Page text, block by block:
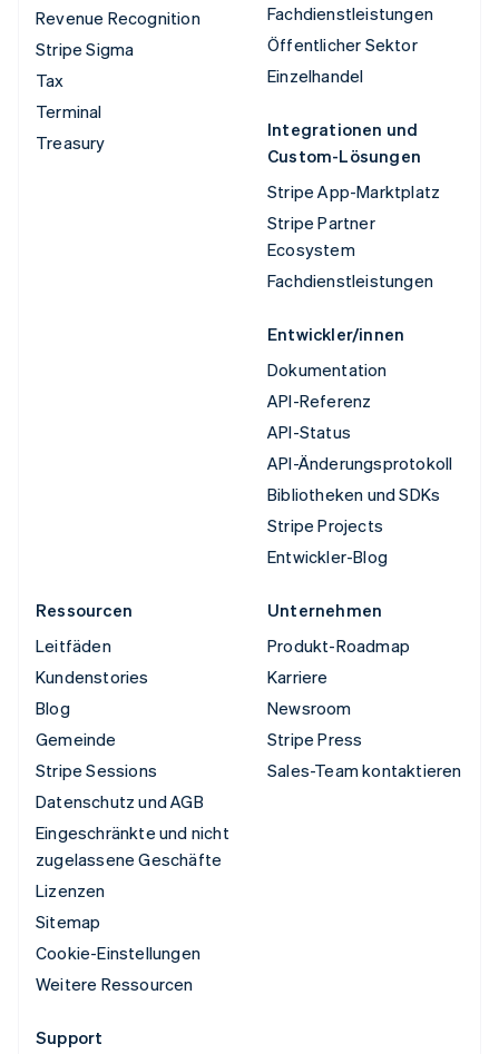
Revenue Recognition
Stripe Sigma
Tax
Terminal
Treasury
Fachdienstleistungen
Öffentlicher Sektor
Einzelhandel
Integrationen und
Custom-Lösungen
Stripe App-Marktplatz
Stripe Partner
Ecosystem
Fachdienstleistungen
Entwickler/innen
Dokumentation
API-Referenz
API-Status
API-Änderungsprotokoll
Bibliotheken und SDKs
Stripe Projects
Entwickler-Blog
Ressourcen
Leitfäden
Kundenstories
Blog
Gemeinde
Stripe Sessions
Datenschutz und AGB
Eingeschränkte und nicht
zugelassene Geschäfte
Lizenzen
Sitemap
Cookie-Einstellungen
Weitere Ressourcen
Unternehmen
Produkt-Roadmap
Karriere
Newsroom
Stripe Press
Sales-Team kontaktieren
Support